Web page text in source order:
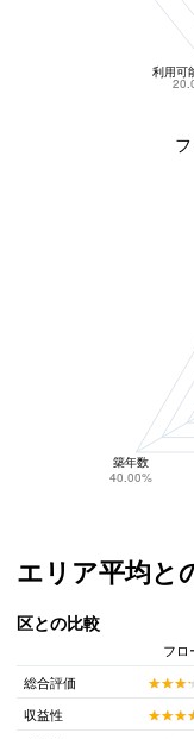
利用可
築年数
40.00%
エリア平均と
区との比較
フロ
総合評価
収益性